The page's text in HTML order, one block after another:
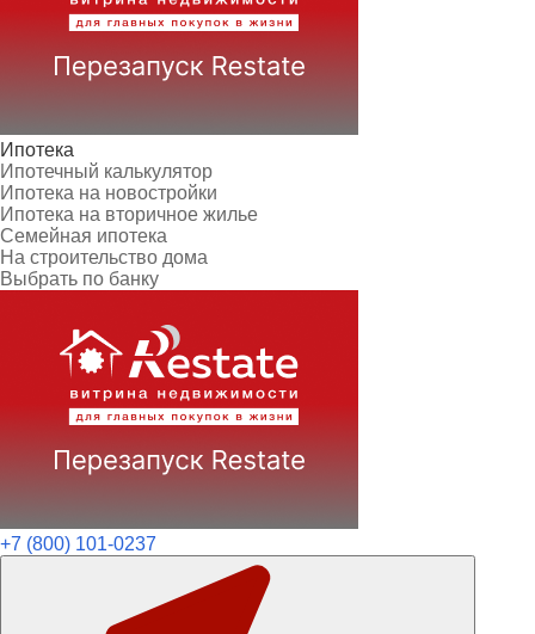
Ипотека
Ипотечный калькулятор
Ипотека на новостройки
Ипотека на вторичное жилье
Семейная ипотека
На строительство дома
Выбрать по банку
+7 (800) 101-0237